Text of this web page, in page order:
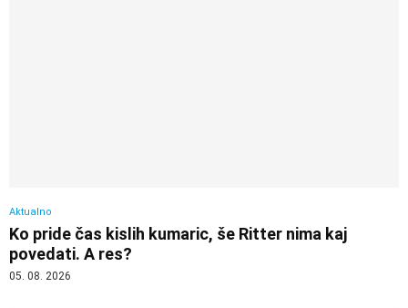
Aktualno
Ko pride čas kislih kumaric, še Ritter nima kaj
povedati. A res?
05. 08. 2026